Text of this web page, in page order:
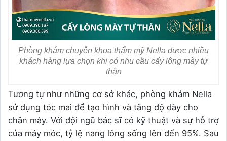
Phòng khám chuyên khoa thẩm mỹ Nella được nhiều
khách hàng lựa chọn khi có nhu cầu cấy lông mày tự
thân
Tương tự như những cơ sở khác, phòng khám Nella
sử dụng tóc mai để tạo hình và tăng độ dày cho
chân mày. Với đội ngũ bác sĩ có kỹ thuật và sự hỗ trợ
của máy móc, tỷ lệ nang lông sống lên đến 95%. Sau